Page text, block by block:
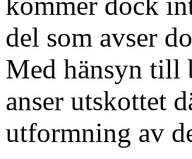
del som avser
Med hänsyn till
anser utskottet
utformning av